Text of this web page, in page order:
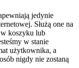
jedynie
Służą one na
koszyku lub
w stanie
użytkownika, a
nigdy nie zostaną